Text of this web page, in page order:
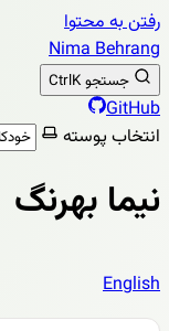
رفتن به محتوا
Nima Behrang
جستجو CtrlK
GitHub
انتخاب پوسته
نیما بهرنگ
English